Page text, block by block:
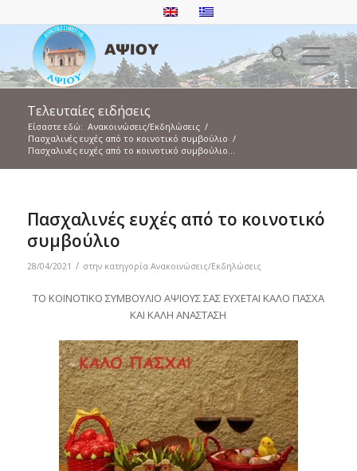
Τελευταίες ειδήσεις
Είσαστε εδώ: Ανακοινώσεις/Εκδηλώσεις /
Πασχαλινές ευχές από το κοινοτικό συμβούλιο /
Πασχαλινές ευχές από το κοινοτικό συμβούλιο...
Πασχαλινές ευχές από το κοινοτικό
συμβούλιο
28/04/2021 / στην κατηγορία Ανακοινώσεις/Εκδηλώσεις
ΤΟ ΚΟΙΝΟΤΙΚΟ ΣΥΜΒΟΥΛΙΟ ΑΨΙΟΥΣ ΣΑΣ ΕΥΧΕΤΑΙ ΚΑΛΟ ΠΑΣΧΑ
ΚΑΙ ΚΑΛΗ ΑΝΑΣΤΑΣΗ